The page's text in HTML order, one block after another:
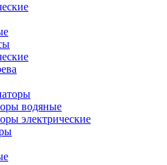
водяные
электрические